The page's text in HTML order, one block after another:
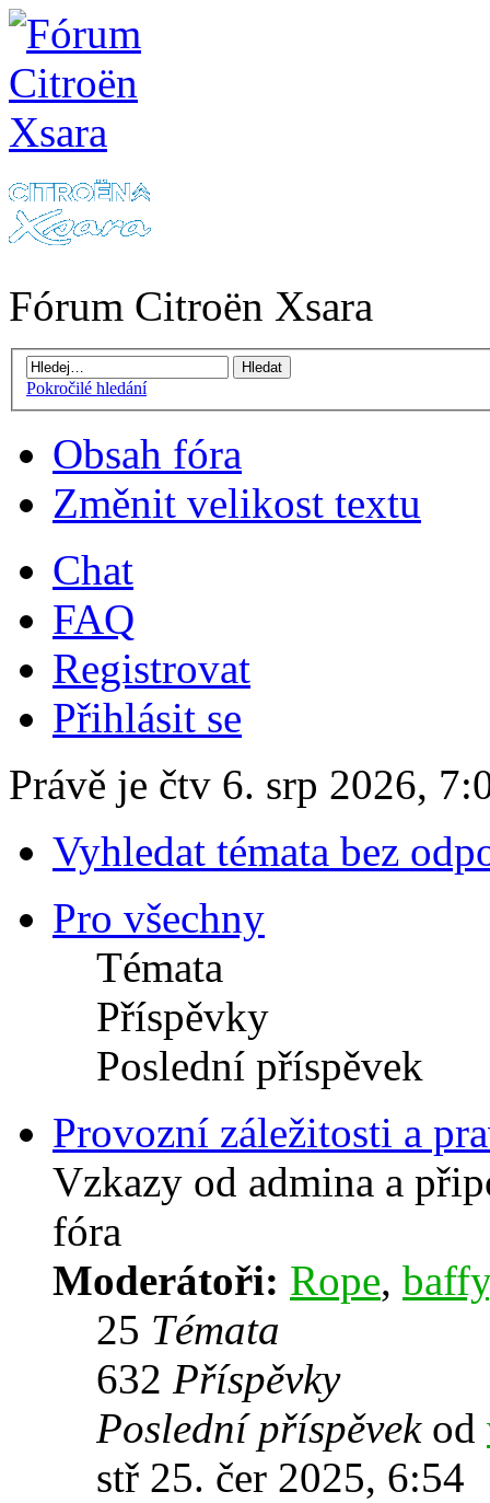
Fórum Citroën Xsara
Pokročilé hledání
Obsah fóra
Změnit velikost textu
Chat
FAQ
Registrovat
Přihlásit se
Právě je čtv 6. srp 2026,
Vyhledat témata bez
Pro všechny
Témata
Příspěvky
Poslední příspěvek
Provozní záležitosti a
Vzkazy od admina a
fóra
Moderátoři: Rope, baffy
25 Témata
632 Příspěvky
Poslední příspěvekod
stř 25. čer 2025, 6:54